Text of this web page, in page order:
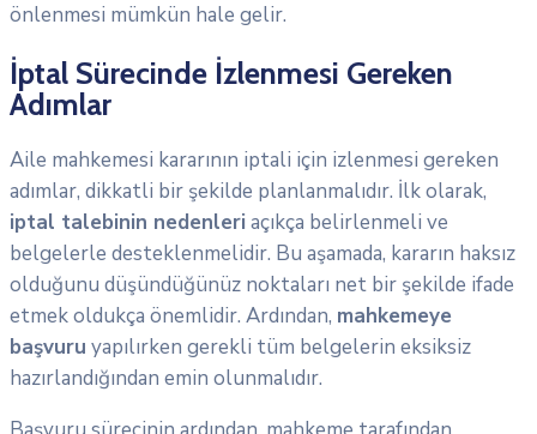
önlenmesi mümkün hale gelir.
İptal Sürecinde İzlenmesi Gereken
Adımlar
Aile mahkemesi kararının iptali için izlenmesi gereken
adımlar, dikkatli bir şekilde planlanmalıdır. İlk olarak,
iptal talebinin nedenleri açıkça belirlenmeli ve
belgelerle desteklenmelidir. Bu aşamada, kararın haksız
olduğunu düşündüğünüz noktaları net bir şekilde ifade
etmek oldukça önemlidir. Ardından, mahkemeye
başvuru yapılırken gerekli tüm belgelerin eksiksiz
hazırlandığından emin olunmalıdır.